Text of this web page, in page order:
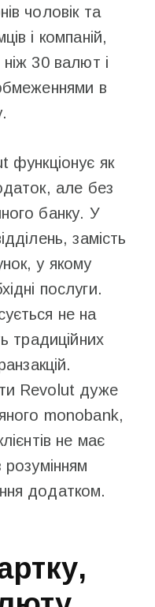
чоловік та
і компаній,
30 валют і
в
функціонує як
але без
банку. У
замість
у якому
послуги.
не на
традиційних
Revolut дуже
monobank,
не має
розумінням
додатком.